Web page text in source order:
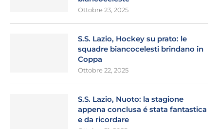
Ottobre 23, 2025
S.S. Lazio, Hockey su prato: le
squadre biancocelesti brindano in
Coppa
Ottobre 22, 2025
S.S. Lazio, Nuoto: la stagione
appena conclusa é stata fantastica
e da ricordare